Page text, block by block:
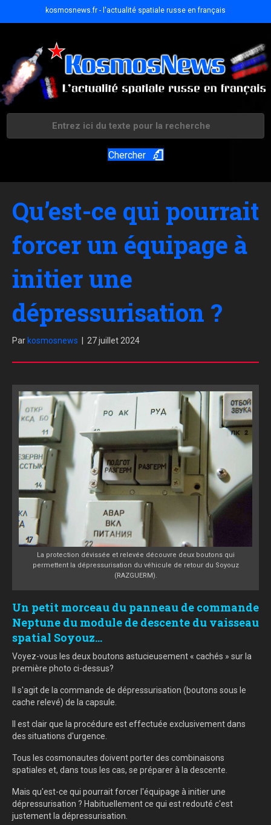
kosmosnews.fr - l'actualité spatiale russe en français
Chercher
Qu’est-ce qui pourrait
forcer un équipage à
initier une
dépressurisation ?
Par kosmosnews 27 juillet 2024
La protection dévissée et relevée découvre deux boutons qui
permettent la dépressurisation du véhicule de retour du Soyouz
(RAZGUERM).
Un petit morceau du panneau de commande
Neptune du module de descente du vaisseau
spatial Soyouz...
Voyez-vous les deux boutons astucieusement « cachés » sur la
première photo ci-dessus?
Il s'agit de la commande de dépressurisation (boutons sous le
cache relevé) de la capsule.
Il est clair que la procédure est effectuée exclusivement dans
des situations d'urgence.
Tous les cosmonautes doivent porter des combinaisons
spatiales et, dans tous les cas, se préparer à la descente.
Mais qu'est-ce qui pourrait forcer l'équipage à initier une
dépressurisation ? Habituellement ce qui est redouté c'est
justement la dépressurisation.